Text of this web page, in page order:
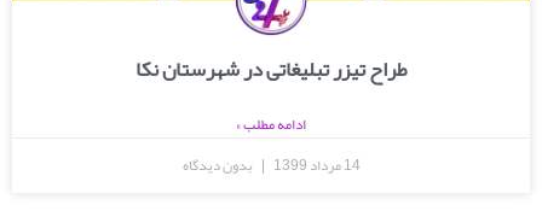
طراح تیزر تبلیغاتی در شهرستان نکا
ادامه مطلب »
14 مرداد 1399
بدون دیدگاه